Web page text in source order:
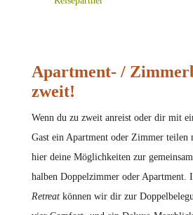
Apartment- /
zweit!
Wenn du zu zweit anreist oder dir mit
Gast ein Apartment oder Zimmer teilen
hier deine Möglichkeiten zur
halben Doppelzimmer oder Apartment.
Retreatkönnen wir dir zur